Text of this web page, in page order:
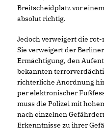
Breitscheidplatz vor
absolut richtig.
Jedoch verweigert die
Sie verweigert der
Ermächtigung, den
bekannten
richterliche Anordnung
per elektronischer
muss die Polizei mit
nach einzelnen
Erkenntnisse zu ihrer